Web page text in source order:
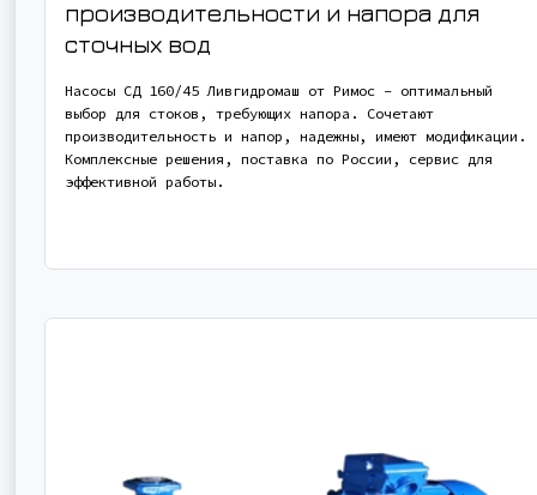
производительности и напора для
сточных вод
Насосы СД 160/45 Ливгидромаш от Римос – оптимальный
выбор для стоков, требующих напора. Сочетают
производительность и напор, надежны, имеют модификации.
Комплексные решения, поставка по России, сервис для
эффективной работы.